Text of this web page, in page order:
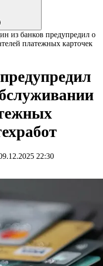
из банков предупредил о
платежных карточек
22:30